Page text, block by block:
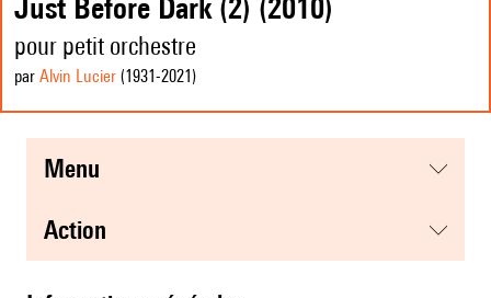
Just Before Dark (2) (2010)
pour petit orchestre
par Alvin Lucier (1931-2021 )
menu
action